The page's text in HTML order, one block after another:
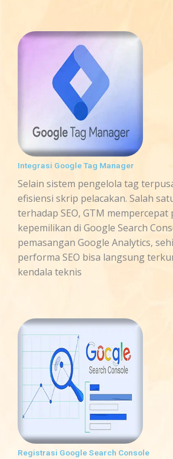
Integrasi Google Tag Manager
Selain sistem pengelola tag
efisiensi skrip pelacakan. Salah
terhadap SEO, GTM
kepemilikan di Google Search
pemasangan Google Analytics,
performa SEO bisa langsung
kendala teknis
Registrasi Google Search Console